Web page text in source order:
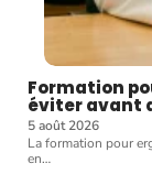
Formation
éviter avant
5 août 2026
La formation pour
en…